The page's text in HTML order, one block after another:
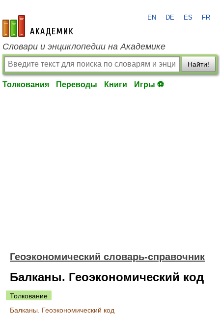
academic.ru
EN DE ES FR
Словари и энциклопедии на Академике
Найти!
Толкования Переводы Книги Игры ⚽
Геоэкономический словарь-справочник
Балканы. Геоэкономический код
Толкование
Балканы. Геоэкономический код